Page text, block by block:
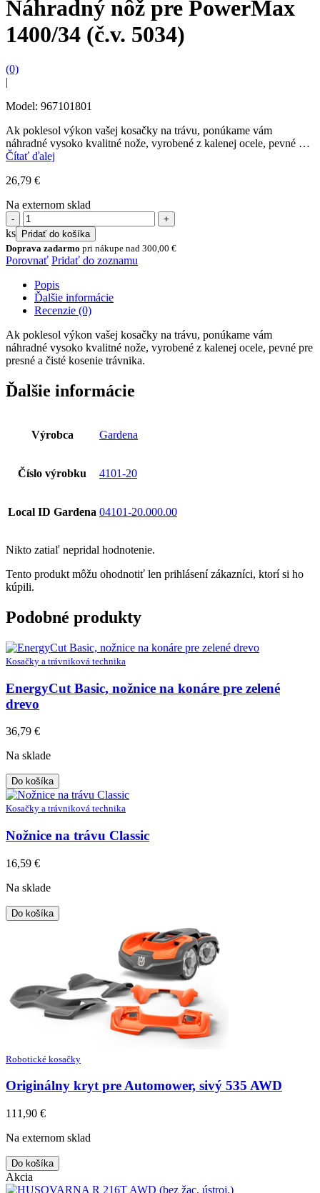
Náhradný nôž pre PowerMax
1400/34 (č.v. 5034)
(0)
|
Model: 967101801
Ak poklesol výkon vašej kosačky na trávu, ponúkame vám
náhradné vysoko kvalitné nože, vyrobené z kalenej ocele, pevné pre
presné a čisté kosenie trávnika.
Čítať ďalej
26,79 €
Na externom sklad
množstvo
Náhradný
nôž
pre
PowerMax
1400/34
(č.v.
5034)
ks
Pridať do košíka
Doprava zadarmo pri nákupe nad 300,00 €
Porovnať Pridať do zoznamu
Popis
Ďalšie informácie
Recenzie (0)
Ak poklesol výkon vašej kosačky na trávu, ponúkame vám
náhradné vysoko kvalitné nože, vyrobené z kalenej ocele, pevné pre
presné a čisté kosenie trávnika.
Ďalšie informácie
Výrobca Gardena
Číslo výrobku 4101-20
Local ID Gardena 04101-20.000.00
Nikto zatiaľ nepridal hodnotenie.
Tento produkt môžu ohodnotiť len prihlásení zákazníci, ktorí si ho
kúpili.
Podobné produkty
Kosačky a trávniková technika
EnergyCut Basic, nožnice na konáre pre zelené
drevo
36,79 €
Na sklade
Do košíka
Kosačky a trávniková technika
Nožnice na trávu Classic
16,59 €
Na sklade
Do košíka
Robotické kosačky
Originálny kryt pre Automower, sivý 535 AWD
111,90 €
Na externom sklad
Do košíka
Akcia